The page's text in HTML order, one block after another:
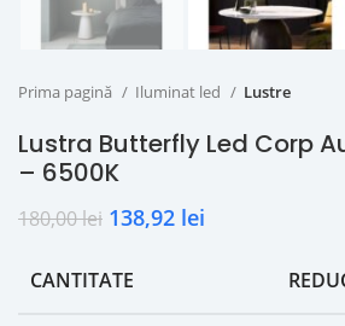
Prima pagină Iluminat led Lustre
Lustra Butterfly Led Corp
– 6500K
180,00lei 138,92 lei
CANTITATE